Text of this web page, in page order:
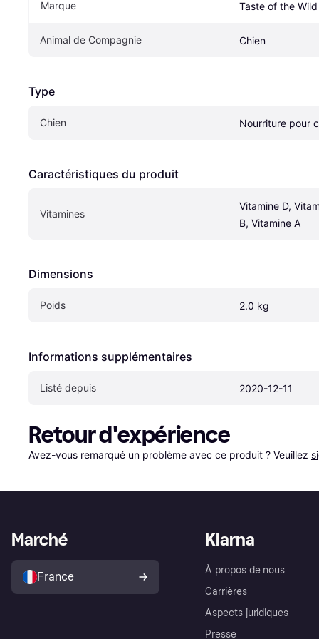
Marque Taste of the Wild
Animal de Compagnie Chien
Type
Chien Nourriture pour
Caractéristiques du produit
Vitamines
Vitamine D,
B, Vitamine A
Dimensions
Poids 2.0 kg
Informations supplémentaires
Listé depuis 2020-12-11
Retour d'expérience
Avez-vous remarqué un problème avec ce produit ? Veuillez
Klarna
À propos de nous
Carrières
Aspects juridiques
Presse
Marché
France